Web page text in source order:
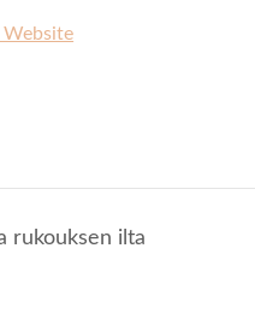
Website
rukouksen ilta